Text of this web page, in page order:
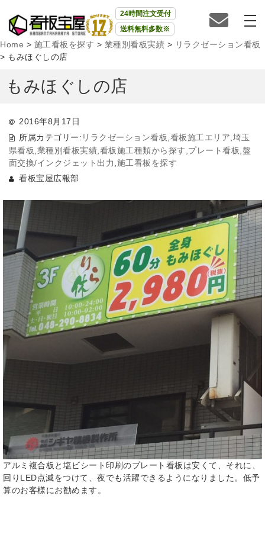
24時間注文受付
送料無料多数※
Home > 施工看板を探す > 業種別看板実績 > リラクゼーション看板
> もみほぐしの店
もみほぐしの店
2016年8月17日
所属カテゴリー: リラクゼーション看板 看板施工エリア 埼玉
県看板 業種別看板実績 看板施工種類から探す プレート看板 盤
面交換/インクジェット出力 施工看板を探す
看板宝屋広報部
アルミ複合板と塩ビシート印刷のプレート看板は安くて、それに、
回りLED点滅をつけて、夜でも活躍できるようになりました。低予
算のお客様にお勧めます。